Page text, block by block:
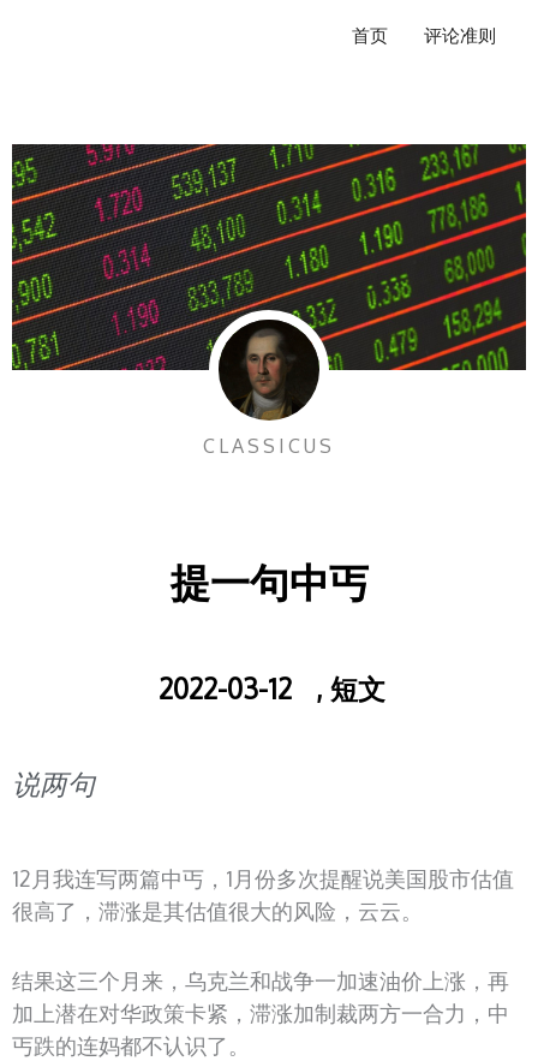
首页 评论准则
CLASSICUS
提一句中丐
2022-03-12 , 短文
说两句
12月我连写两篇中丐，1月份多次提醒说美国股市估值
很高了，滞涨是其估值很大的风险，云云。
结果这三个月来，乌克兰和战争一加速油价上涨，再
加上潜在对华政策卡紧，滞涨加制裁两方一合力，中
丐跌的连妈都不认识了。